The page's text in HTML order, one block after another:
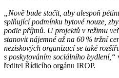
„Nově bude stačit, aby alespoň
splňující podmínku bytové nouze,
podle příjmů. U projektů v režimu
stanovit nájemné až na 60 % tržní
neziskových organizací se také rozši
s poskytováním sociálního bydlení, “
ředitel Řídicího orgánu IROP.